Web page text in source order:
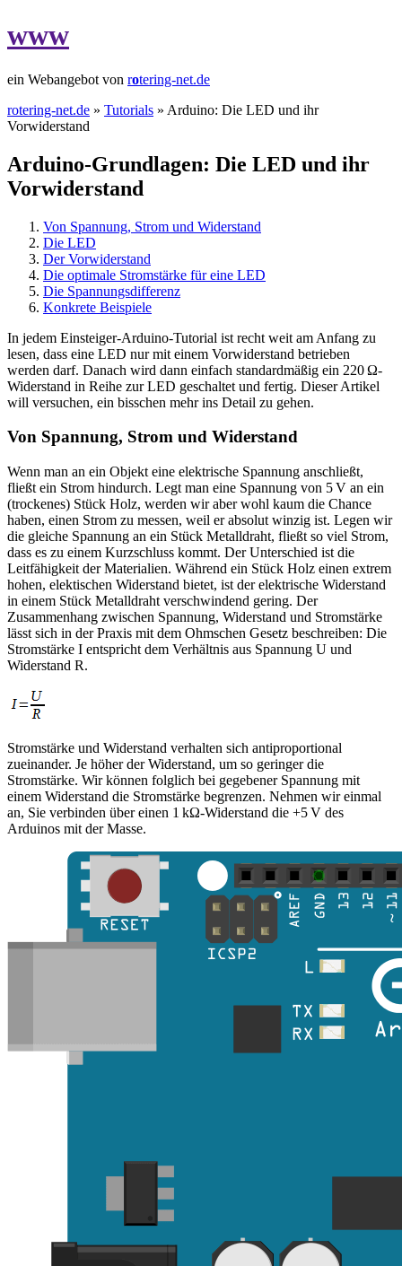
www
ein Webangebot von rotering-net.de
rotering-net.de » Tutorials » Arduino: Die LED und ihr
Vorwiderstand
Arduino-Grundlagen: Die LED und ihr
Vorwiderstand
Von Spannung, Strom und Widerstand
Die LED
Der Vorwiderstand
Die optimale Stromstärke für eine LED
Die Spannungsdifferenz
Konkrete Beispiele
In jedem Einsteiger-Arduino-Tutorial ist recht weit am Anfang zu
lesen, dass eine LED nur mit einem Vorwiderstand betrieben
werden darf. Danach wird dann einfach standardmäßig ein 220 Ω-
Widerstand in Reihe zur LED geschaltet und fertig. Dieser Artikel
will versuchen, ein bisschen mehr ins Detail zu gehen.
Von Spannung, Strom und Widerstand
Wenn man an ein Objekt eine elektrische Spannung anschließt,
fließt ein Strom hindurch. Legt man eine Spannung von 5 V an ein
(trockenes) Stück Holz, werden wir aber wohl kaum die Chance
haben, einen Strom zu messen, weil er absolut winzig ist. Legen wir
die gleiche Spannung an ein Stück Metalldraht, fließt so viel Strom,
dass es zu einem Kurzschluss kommt. Der Unterschied ist die
Leitfähigkeit der Materialien. Während ein Stück Holz einen extrem
hohen, elektischen Widerstand bietet, ist der elektrische Widerstand
in einem Stück Metalldraht verschwindend gering. Der
Zusammenhang zwischen Spannung, Widerstand und Stromstärke
lässt sich in der Praxis mit dem Ohmschen Gesetz beschreiben: Die
Stromstärke I entspricht dem Verhältnis aus Spannung U und
Widerstand R.
Stromstärke und Widerstand verhalten sich antiproportional
zueinander. Je höher der Widerstand, um so geringer die
Stromstärke. Wir können folglich bei gegebener Spannung mit
einem Widerstand die Stromstärke begrenzen. Nehmen wir einmal
an, Sie verbinden über einen 1 kΩ-Widerstand die +5 V des
Arduinos mit der Masse.